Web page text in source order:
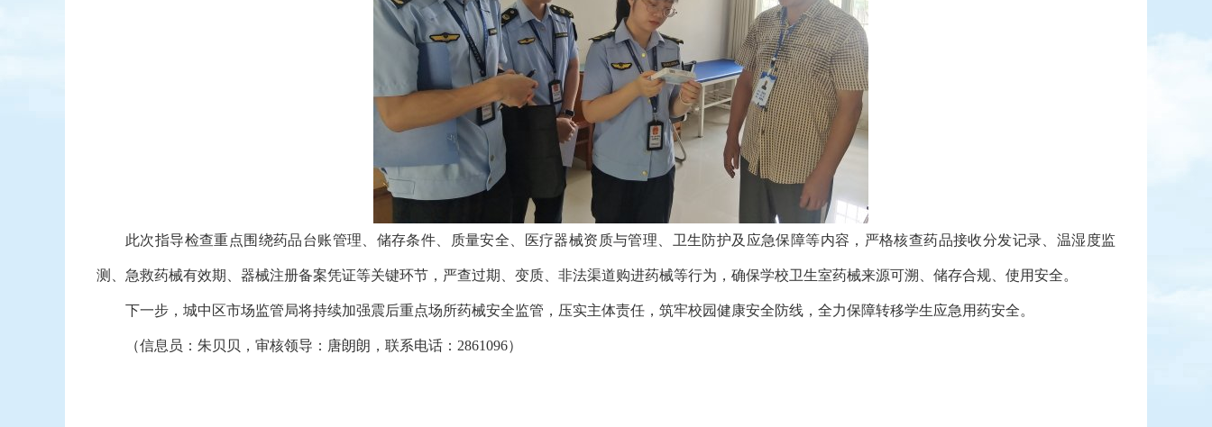
此次指导检查重点围绕药品台账管理、储存条件、质量安全、医疗器械资质与管理、卫生防护及应急保障等内容，严格核查药品接收分发记录、温湿度监
测、急救药械有效期、器械注册备案凭证等关键环节，严查过期、变质、非法渠道购进药械等行为，确保学校卫生室药械来源可溯、储存合规、使用安全。
下一步，城中区市场监管局将持续加强震后重点场所药械安全监管，压实主体责任，筑牢校园健康安全防线，全力保障转移学生应急用药安全。
（信息员：朱贝贝，审核领导：唐朗朗，联系电话：2861096）